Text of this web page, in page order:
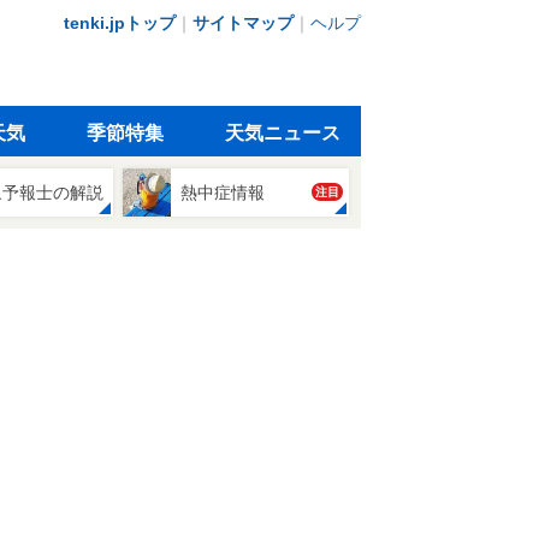
tenki.jpトップ｜ サイトマップ｜ ヘルプ
気 季節特集 天気ニュース
報士の解説 熱中症情報 注目